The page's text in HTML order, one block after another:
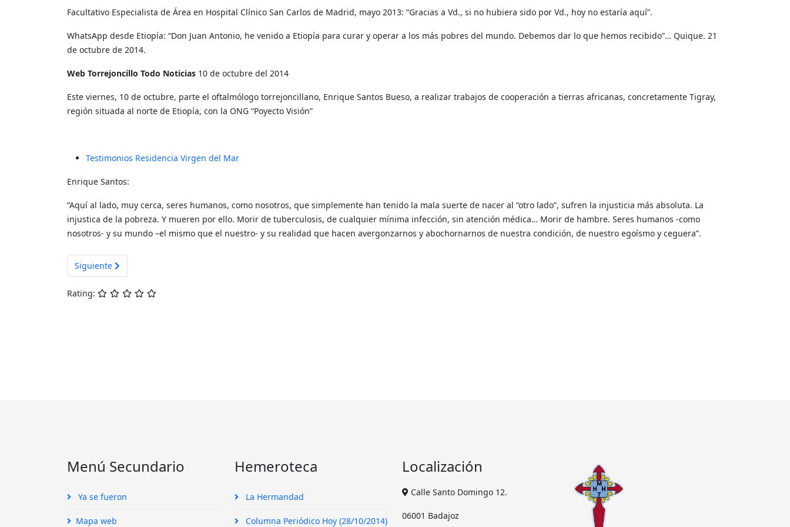
Facultativo Especialista de Área en Hospital Clínico San Carlos de Madrid, mayo 2013: “Gracias a Vd., si no hubiera sido por Vd., hoy no estaría aquí”.
WhatsApp desde Etiopía: “Don Juan Antonio, he venido a Etiopía para curar y operar a los más pobres del mundo. Debemos dar lo que hemos recibido”… Quique. 21
de octubre de 2014.
Web Torrejoncillo Todo Noticias 10 de octubre del 2014
Este viernes, 10 de octubre, parte el oftalmólogo torrejoncillano, Enrique Santos Bueso, a realizar trabajos de cooperación a tierras africanas, concretamente Tigray,
región situada al norte de Etiopía, con la ONG “Poyecto Visión”
Testimonios Residencia Virgen del Mar
Enrique Santos:
“Aquí al lado, muy cerca, seres humanos, como nosotros, que simplemente han tenido la mala suerte de nacer al “otro lado”, sufren la injusticia más absoluta. La
injustica de la pobreza. Y mueren por ello. Morir de tuberculosis, de cualquier mínima infección, sin atención médica… Morir de hambre. Seres humanos -como
nosotros- y su mundo –el mismo que el nuestro- y su realidad que hacen avergonzarnos y abochornarnos de nuestra condición, de nuestro egoísmo y ceguera”.
Artículo siguiente: Estadísticas Residencia Virgen del Mar
Siguiente
Rating:
Menú Secundario
Ya se fueron
Mapa web
Hemeroteca
La Hermandad
Columna Periódico Hoy (28/10/2014)
Localización
Calle Santo Domingo 12.
06001 Badajoz